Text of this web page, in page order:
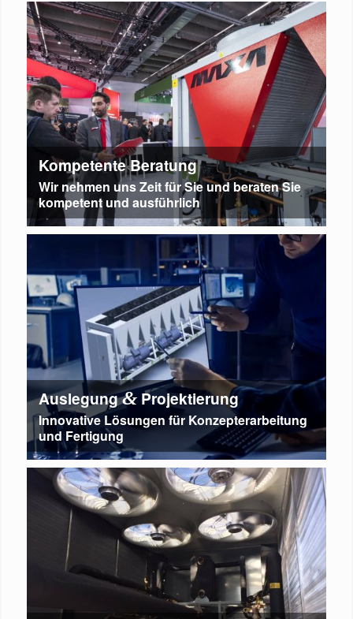
Kompetente Beratung
Wir nehmen uns Zeit für Sie und beraten Sie
kompetent und ausführlich
Auslegung&Projektierung
Innovative Lösungen für Konzepterarbeitung
und Fertigung